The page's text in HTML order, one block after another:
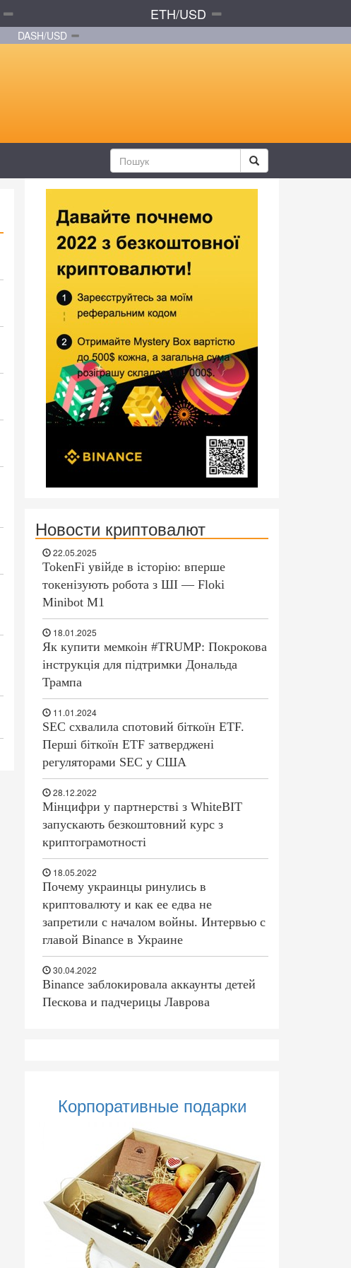
ETH/USD
DASH/USD
Новости криптовалют
22.05.2025
TokenFi увійде в історію: вперше
токенізують робота з ШІ — Floki
Minibot M1
18.01.2025
Як купити мемкоін #TRUMP: Покрокова
інструкція для підтримки Дональда
Трампа
11.01.2024
SEC схвалила спотовий біткоїн ETF.
Перші біткоїн ETF затверджені
регуляторами SEC у США
28.12.2022
Мінцифри у партнерстві з WhiteBIT
запускають безкоштовний курс з
криптограмотності
18.05.2022
Почему украинцы ринулись в
криптовалюту и как ее едва не
запретили с началом войны. Интервью с
главой Binance в Украине
30.04.2022
Binance заблокировала аккаунты детей
Пескова и падчерицы Лаврова
Корпоративные подарки